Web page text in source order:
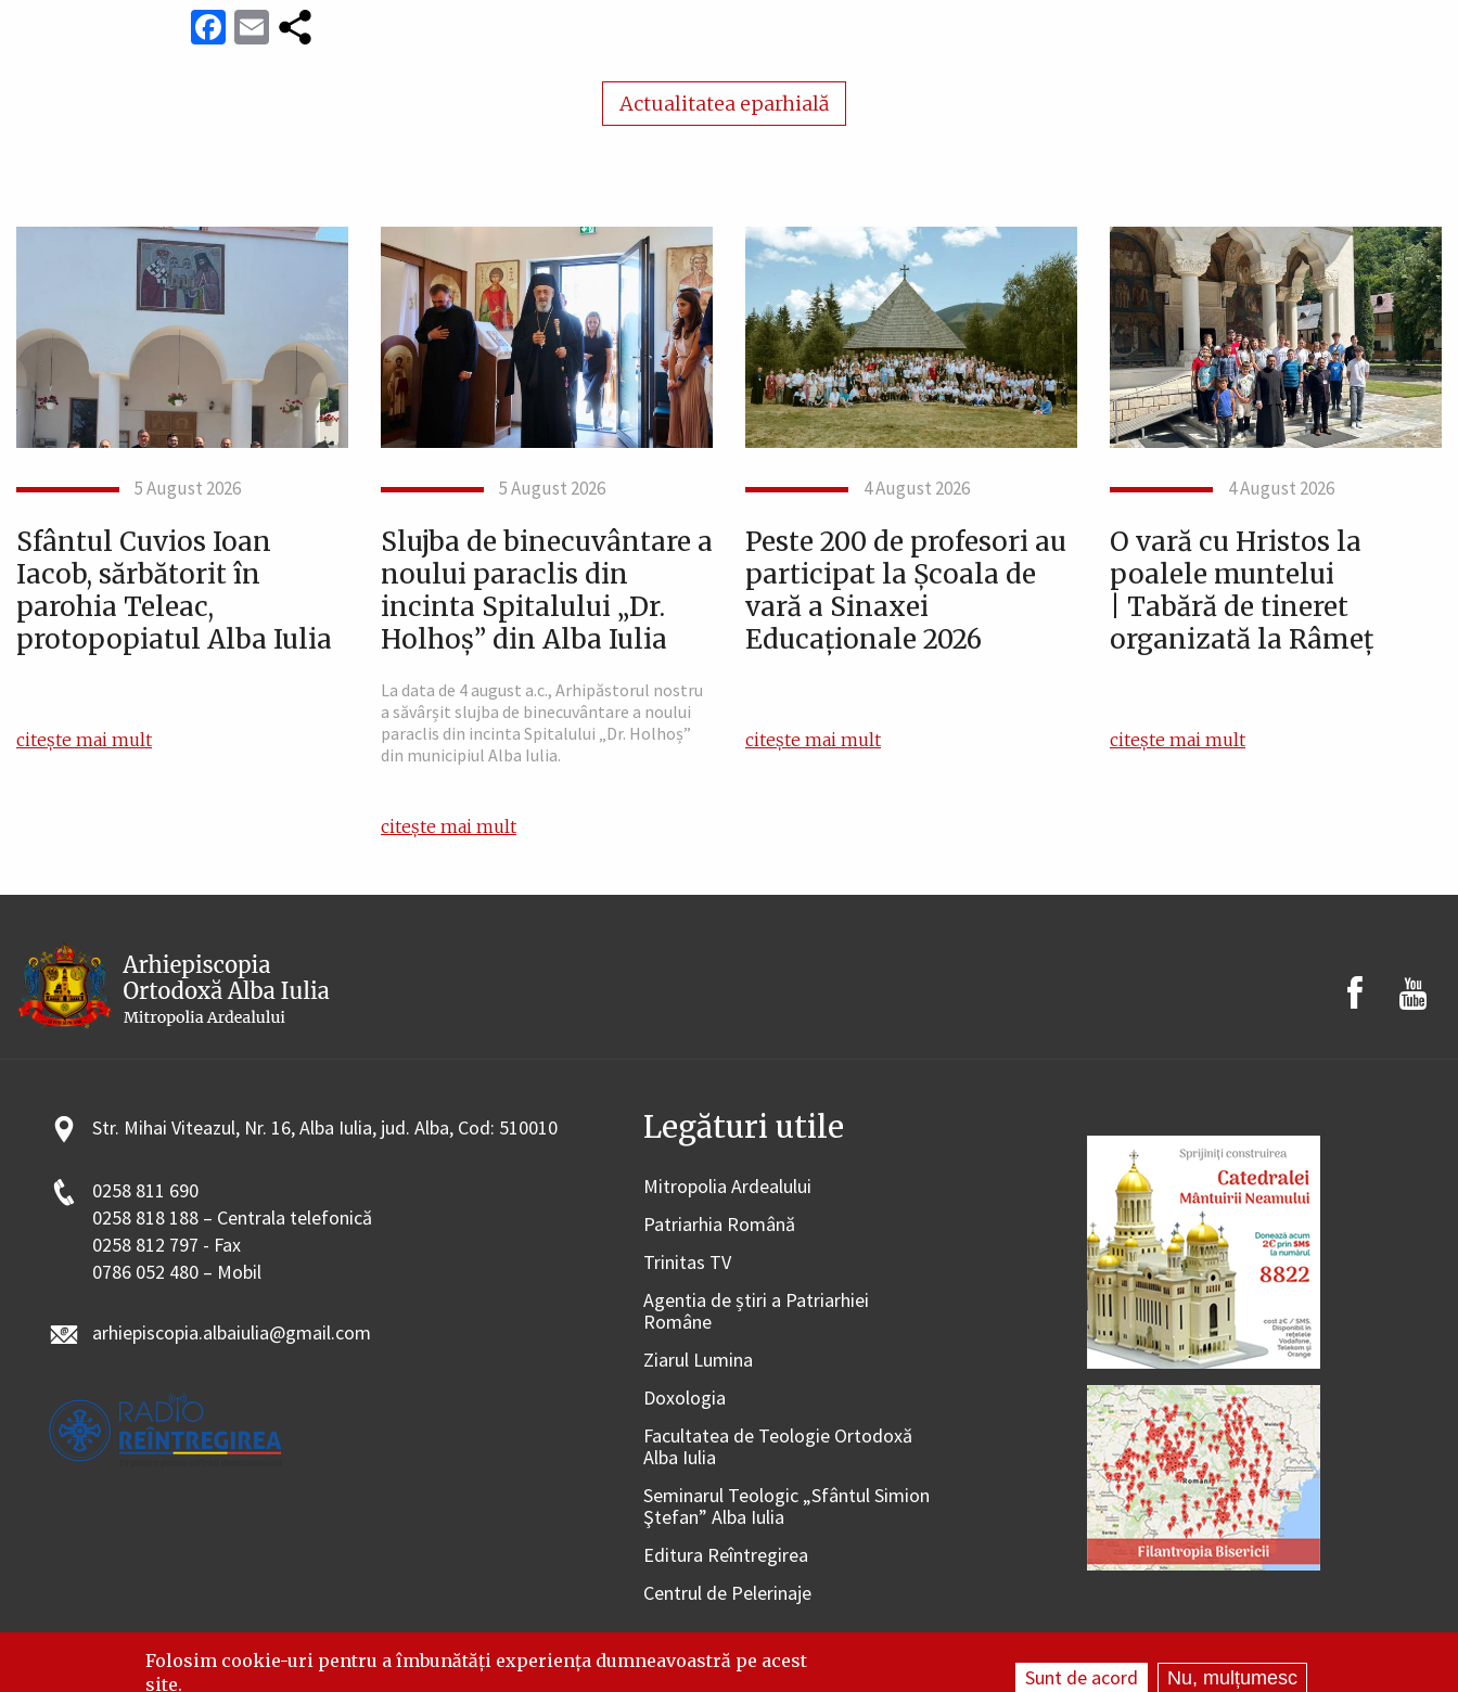
Facebook
Email
Actualitatea eparhială
5 August 2026
Sfântul Cuvios Ioan
Iacob, sărbătorit în
parohia Teleac,
protopopiatul Alba Iulia
citește mai mult
5 August 2026
Slujba de binecuvântare a
noului paraclis din
incinta Spitalului „Dr.
Holhoș” din Alba Iulia
La data de 4 august a.c., Arhipăstorul nostru
a săvârșit slujba de binecuvântare a noului
paraclis din incinta Spitalului „Dr. Holhoș”
din municipiul Alba Iulia.
citește mai mult
4 August 2026
Peste 200 de profesori au
participat la Școala de
vară a Sinaxei
Educaționale 2026
citește mai mult
4 August 2026
O vară cu Hristos la
poalele muntelui
| Tabără de tineret
organizată la Râmeț
citește mai mult
Str. Mihai Viteazul, Nr. 16, Alba Iulia, jud. Alba, Cod: 510010
0258 811 690
0258 818 188 – Centrala telefonică
0258 812 797 - Fax
0786 052 480 – Mobil
arhiepiscopia.albaiulia@gmail.com
Legături utile
Mitropolia Ardealului
Patriarhia Română
Trinitas TV
Agentia de știri a Patriarhiei
Române
Ziarul Lumina
Doxologia
Facultatea de Teologie Ortodoxă
Alba Iulia
Seminarul Teologic „Sfântul Simion
Ştefan” Alba Iulia
Editura Reîntregirea
Centrul de Pelerinaje
Folosim cookie-uri pentru a îmbunătăți experiența dumneavoastră pe acest
site.
Sunt de acord Nu, mulțumesc